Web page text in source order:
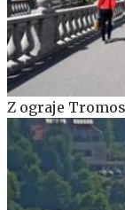
Z ograje